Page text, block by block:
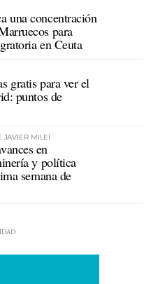
una concentración
para
en Ceuta
gratis para ver el
puntos de
JAVIER MILEI
en
y política
semana de